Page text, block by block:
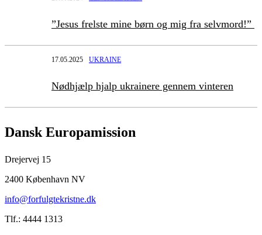
”Jesus frelste mine børn og mig fra selvmord!”
17.05.2025 UKRAINE
Nødhjælp hjalp ukrainere gennem vinteren
Dansk Europamission
Drejervej 15
2400 København NV
info@forfulgtekristne.dk
Tlf.: 4444 1313